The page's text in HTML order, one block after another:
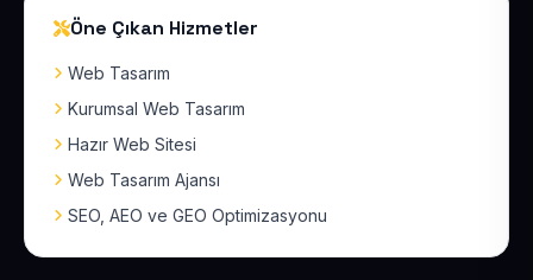
Öne Çıkan Hizmetler
Web Tasarım
Kurumsal Web Tasarım
Hazır Web Sitesi
Web Tasarım Ajansı
SEO, AEO ve GEO Optimizasyonu